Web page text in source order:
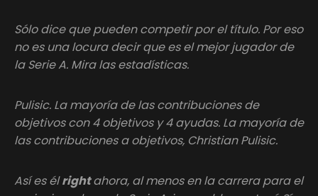
Sólo dice que pueden competir por el título. Por eso
no es una locura decir que es el mejor jugador de
la Serie A. Mira las estadísticas.
Pulisic. La mayoría de las contribuciones de
objetivos con 4 objetivos y 4 ayudas. La mayoría de
las contribuciones a objetivos, Christian Pulisic.
Así es élrightahora, al menos en la carrera para el